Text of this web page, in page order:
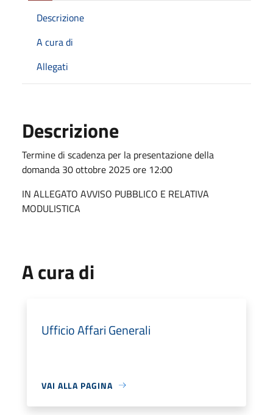
Descrizione
A cura di
Allegati
Descrizione
Termine di scadenza per la presentazione della
domanda 30 ottobre 2025 ore 12:00
IN ALLEGATO AVVISO PUBBLICO E RELATIVA
MODULISTICA
A cura di
Ufficio Affari Generali
VAI ALLA PAGINA